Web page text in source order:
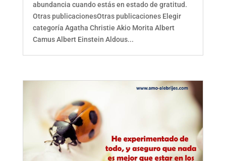
abundancia cuando estás en estado de gratitud.
Otras publicacionesOtras publicaciones Elegir
categoría Agatha Christie Akio Morita Albert
Camus Albert Einstein Aldous...